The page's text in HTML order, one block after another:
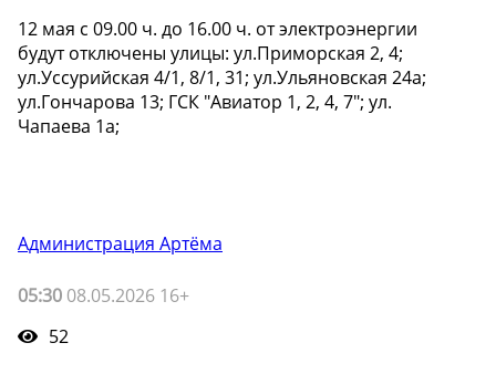
12 мая с 09.00 ч. до 16.00 ч. от электроэнергии
будут отключены улицы: ул.Приморская 2, 4;
ул.Уссурийская 4/1, 8/1, 31; ул.Ульяновская 24а;
ул.Гончарова 13; ГСК "Авиатор 1, 2, 4, 7"; ул.
Чапаева 1а;
Администрация Артёма
05:30 08.05.2026 16+
52